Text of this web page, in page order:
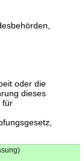
oder die
dieses
für